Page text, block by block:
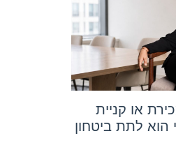
מכירת או קניית
לתת ביטחון